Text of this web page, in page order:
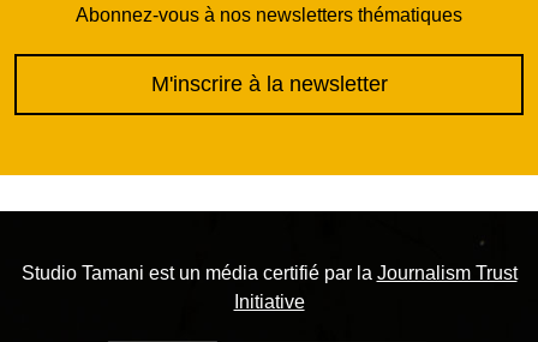
Abonnez-vous à nos newsletters thématiques
M'inscrire à la newsletter
Studio Tamani est un média certifié par la Journalism Trust
Initiative